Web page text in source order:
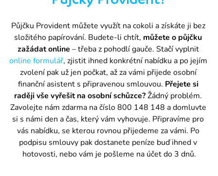
Půjčku Provident můžete využít na cokoli a získáte ji bez
složitého papírování. Budete-li chtít, můžete o půjčku
zažádat online
– třeba z pohodlí gauče. Stačí vyplnit
online formulář, zjistit ihned konkrétní nabídku a po jejím
zvolení pak už jen počkat, až za vámi přijede osobní
finanční asistent s připravenou smlouvou. Přejete si
raději vše vyřešit na osobní schůzce? Žádný problém.
Zavolejte nám zdarma na číslo 800 148 148 a domluvte
si s námi den a čas, který vám vyhovuje. Připravíme pro
vás nabídku, se kterou rovnou přijedeme za vámi. Po
podpisu smlouvy pak dostanete peníze buď ihned v
hotovosti, nebo vám je pošleme na účet do 3 dnů.